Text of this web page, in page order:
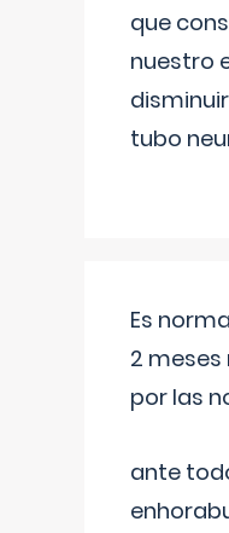
que
nuestro
tubo
Es
2
por las
ante